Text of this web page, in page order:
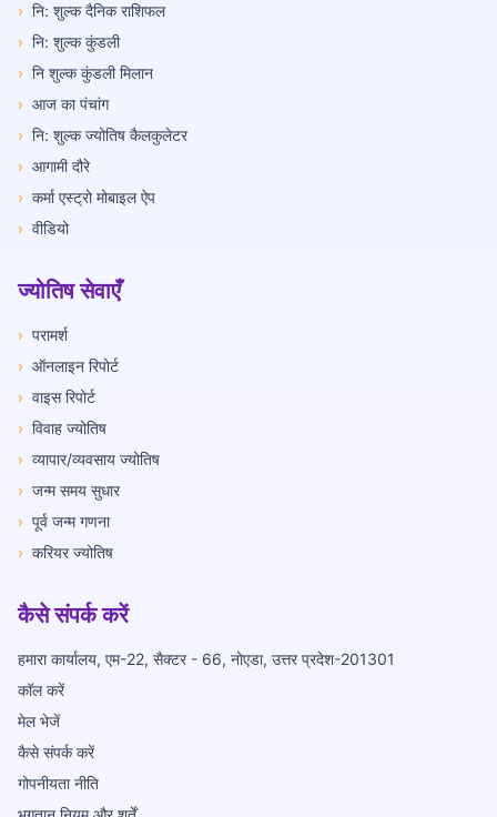
› नि: शुल्क दैनिक राशिफल
› नि: शुल्क कुंडली
› नि शुल्क कुंडली मिलान
› आज का पंचांग
› नि: शुल्क ज्योतिष कैलकुलेटर
› आगामी दौरे
› कर्मा एस्ट्रो मोबाइल ऐप
› वीडियो
ज्योतिष सेवाएँ
› परामर्श
› ऑनलाइन रिपोर्ट
› वाइस रिपोर्ट
› विवाह ज्योतिष
› व्यापार/व्यवसाय ज्योतिष
› जन्म समय सुधार
› पूर्व जन्म गणना
› करियर ज्योतिष
कैसे संपर्क करें
हमारा कार्यालय, एम-22, सैक्टर - 66, नोएडा, उत्तर प्रदेश-201301
कॉल करें
मेल भेजें
कैसे संपर्क करें
गोपनीयता नीति